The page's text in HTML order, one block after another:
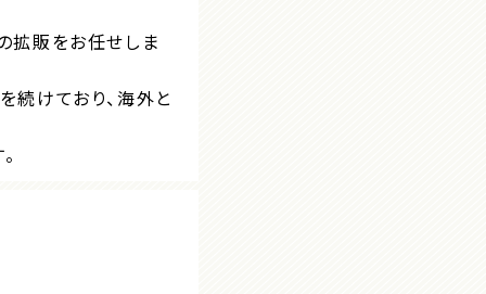
拡販をお任せしま
続けており、海外と